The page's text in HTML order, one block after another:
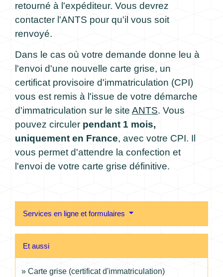
retourné à l'expéditeur. Vous devrez
contacter l'ANTS pour qu'il vous soit
renvoyé.
Dans le cas où votre demande donne leu à
l'envoi d'une nouvelle carte grise, un
certificat provisoire d'immatriculation (CPI)
vous est remis à l'issue de votre démarche
d'immatriculation sur le site ANTS. Vous
pouvez circuler pendant 1 mois,
uniquement en France, avec votre CPI. Il
vous permet d'attendre la confection et
l'envoi de votre carte grise définitive.
Services en ligne et formulaires
Et aussi
Carte grise (certificat d'immatriculation)